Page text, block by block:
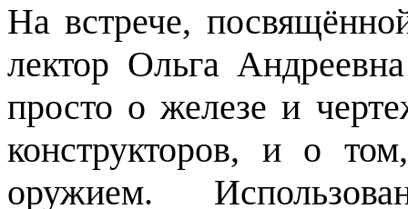
На встрече,
лектор Ольга
просто о железе и
конструкторов, и о
оружием.